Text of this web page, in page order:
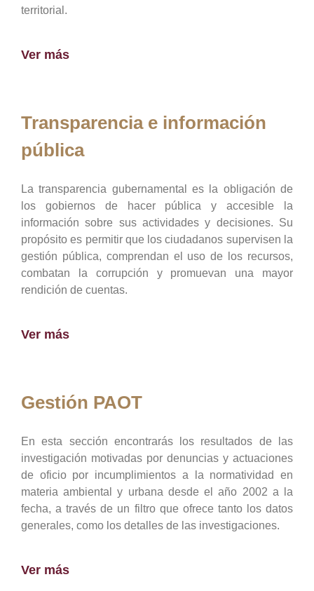
territorial.
Ver más
Transparencia e información
pública
La transparencia gubernamental es la obligación de
los gobiernos de hacer pública y accesible la
información sobre sus actividades y decisiones. Su
propósito es permitir que los ciudadanos supervisen la
gestión pública, comprendan el uso de los recursos,
combatan la corrupción y promuevan una mayor
rendición de cuentas.
Ver más
Gestión PAOT
En esta sección encontrarás los resultados de las
investigación motivadas por denuncias y actuaciones
de oficio por incumplimientos a la normatividad en
materia ambiental y urbana desde el año 2002 a la
fecha, a través de un filtro que ofrece tanto los datos
generales, como los detalles de las investigaciones.
Ver más